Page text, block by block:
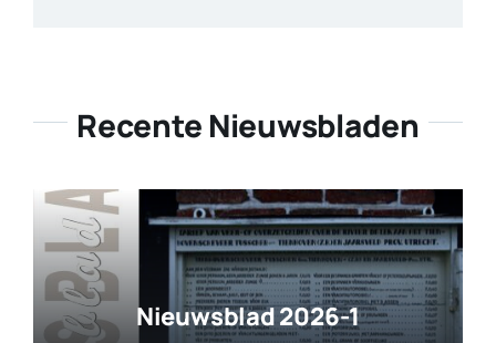
Recente Nieuwsbladen
Nieuwsblad 2026-1